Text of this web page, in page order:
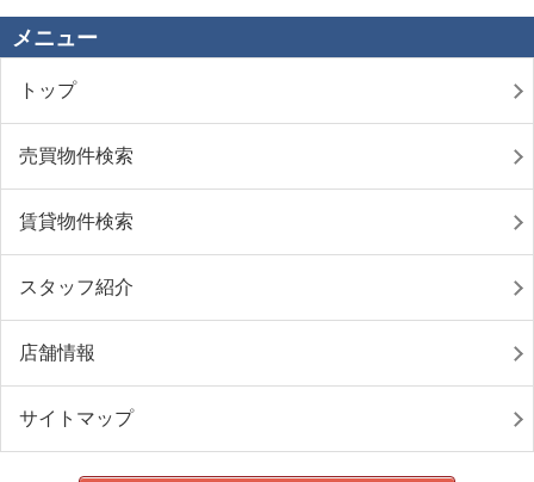
メニュー
トップ
売買物件検索
賃貸物件検索
スタッフ紹介
店舗情報
サイトマップ